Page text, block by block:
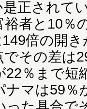
正されて
者と10％
倍の開
でその差は
22％まで短
ナマは59％